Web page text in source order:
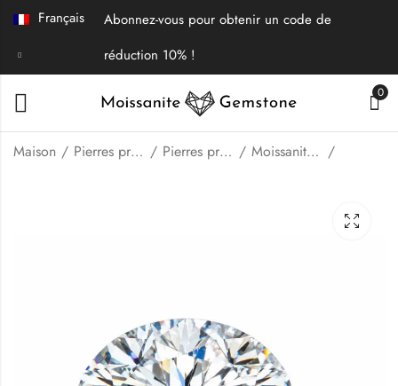
Français
Abonnez-vous pour obtenir un code de
réduction 10% !
0
Maison Pierres précieuses en vrac | Bijoux fins Pierres précieuses Moissanite en vrac
ronde ancienne coupe
brillant de forme